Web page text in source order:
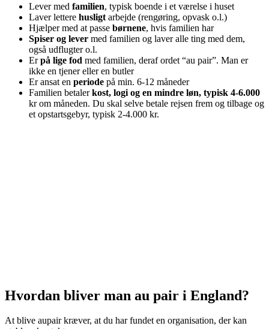
Lever med familien, typisk boende i et værelse i huset
Laver lettere husligt arbejde (rengøring, opvask o.l.)
Hjælper med at passe børnene, hvis familien har
Spiser og lever med familien og laver alle ting med dem,
også udflugter o.l.
Erpå lige fod med familien, deraf ordet “au pair”. Man er
ikke en tjener eller en butler
Er ansat en periode på min. 6-12 måneder
Familien betalerkost, logi og en mindre løn, typisk 4-6.000
kr om måneden. Du skal selve betale rejsen frem og tilbage og
et opstartsgebyr, typisk 2-4.000 kr.
Hvordan bliver man au pair i England?
At blive aupair kræver, at du har fundet en organisation, der kan